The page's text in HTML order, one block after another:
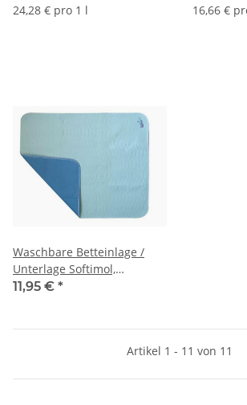
24,28 € pro 1 l
16,66 €
Waschbare Betteinlage /
Unterlage Softimol,
flüssigkeitsdicht
11,95 € *
Artikel 1 - 11 von 11